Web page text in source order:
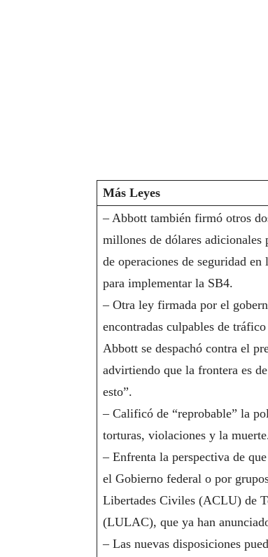
Más Leyes
– Abbott también firmó otros
millones de dólares
de operaciones de seguridad
para implementar la SB4.
– Otra ley firmada por el
encontradas culpables de
Abbott se despachó contra el
advirtiendo que la frontera es
esto”.
– Calificó de “reprobable” la
torturas, violaciones y la
– Enfrenta la perspectiva de
el Gobierno federal o por
Libertades Civiles (ACLU) de
(LULAC), que ya han
– Las nuevas disposiciones